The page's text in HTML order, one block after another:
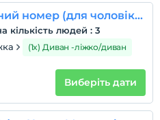
не стягується
Стандартний номер (для чоловіків)
кількість людей : 3
(1x) Диван -ліжко/диван
Виберіть дати